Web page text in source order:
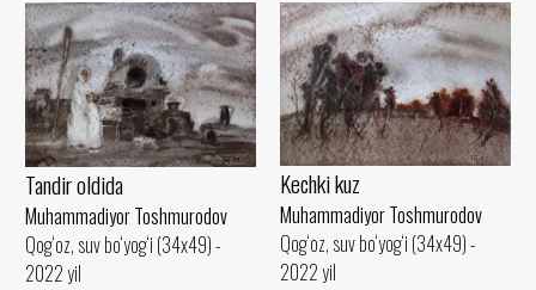
Tandir oldida
Muhammadiyor Toshmurodov
Qog‘oz, suv bo‘yog‘i (34x49) -
2022 yil
Kechki kuz
Muhammadiyor Toshmurodov
Qog‘oz, suv bo‘yog‘i (34x49) -
2022 yil